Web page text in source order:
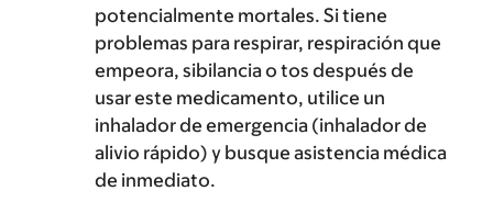
potencialmente mortales. Si tiene
problemas para respirar, respiración que
empeora, sibilancia o tos después de
usar este medicamento, utilice un
inhalador de emergencia (inhalador de
alivio rápido) y busque asistencia médica
de inmediato.